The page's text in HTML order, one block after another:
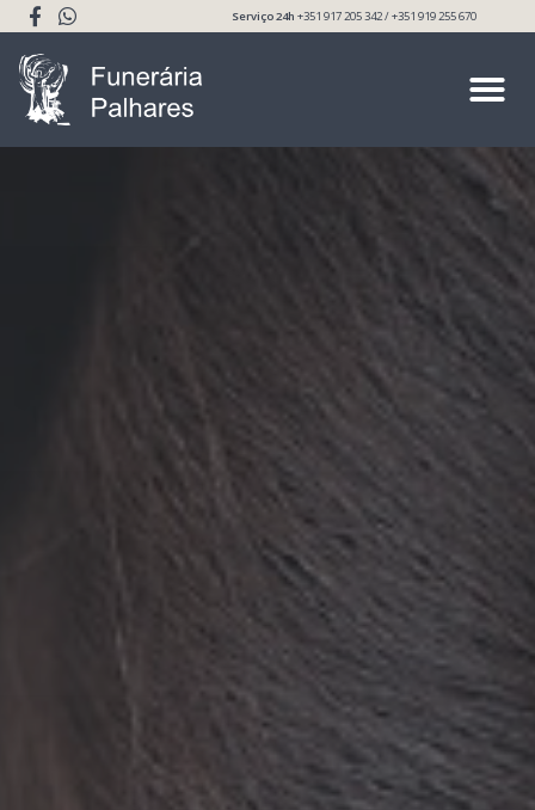
Serviço 24h+351 917 205 342 / +351 919 255 670